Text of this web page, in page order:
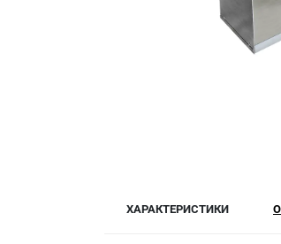
ХАРАКТЕРИСТИКИ